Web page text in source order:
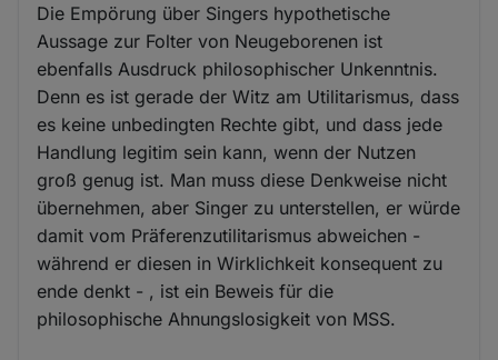
Die Empörung über Singers hypothetische
Aussage zur Folter von Neugeborenen ist
ebenfalls Ausdruck philosophischer Unkenntnis.
Denn es ist gerade der Witz am Utilitarismus, dass
es keine unbedingten Rechte gibt, und dass jede
Handlung legitim sein kann, wenn der Nutzen
groß genug ist. Man muss diese Denkweise nicht
übernehmen, aber Singer zu unterstellen, er würde
damit vom Präferenzutilitarismus abweichen -
während er diesen in Wirklichkeit konsequent zu
ende denkt - , ist ein Beweis für die
philosophische Ahnungslosigkeit von MSS.